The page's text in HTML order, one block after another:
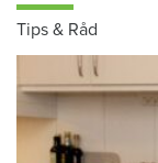
Tips & Råd